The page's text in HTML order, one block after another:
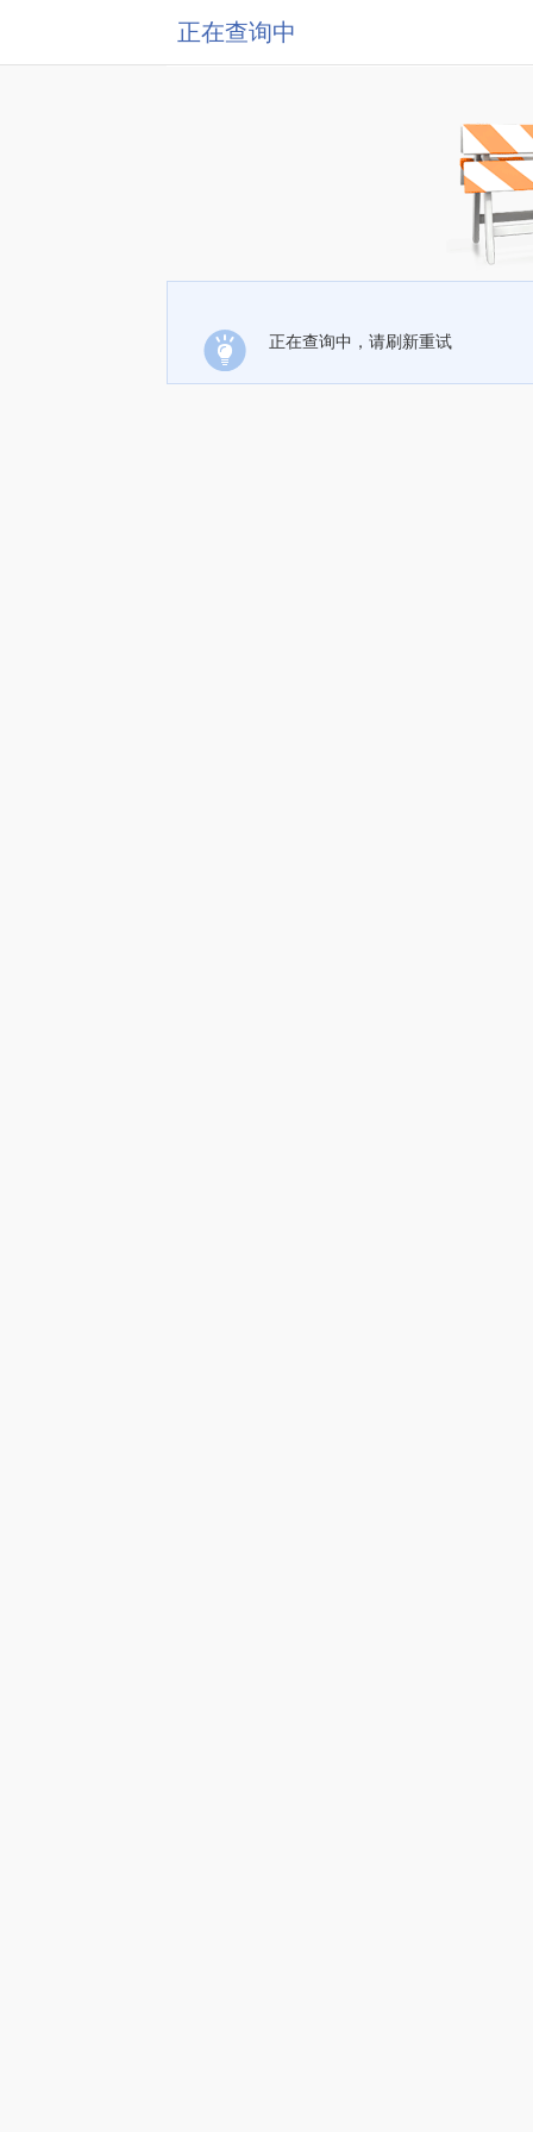
正在查询中
正在查询中，请刷新重试